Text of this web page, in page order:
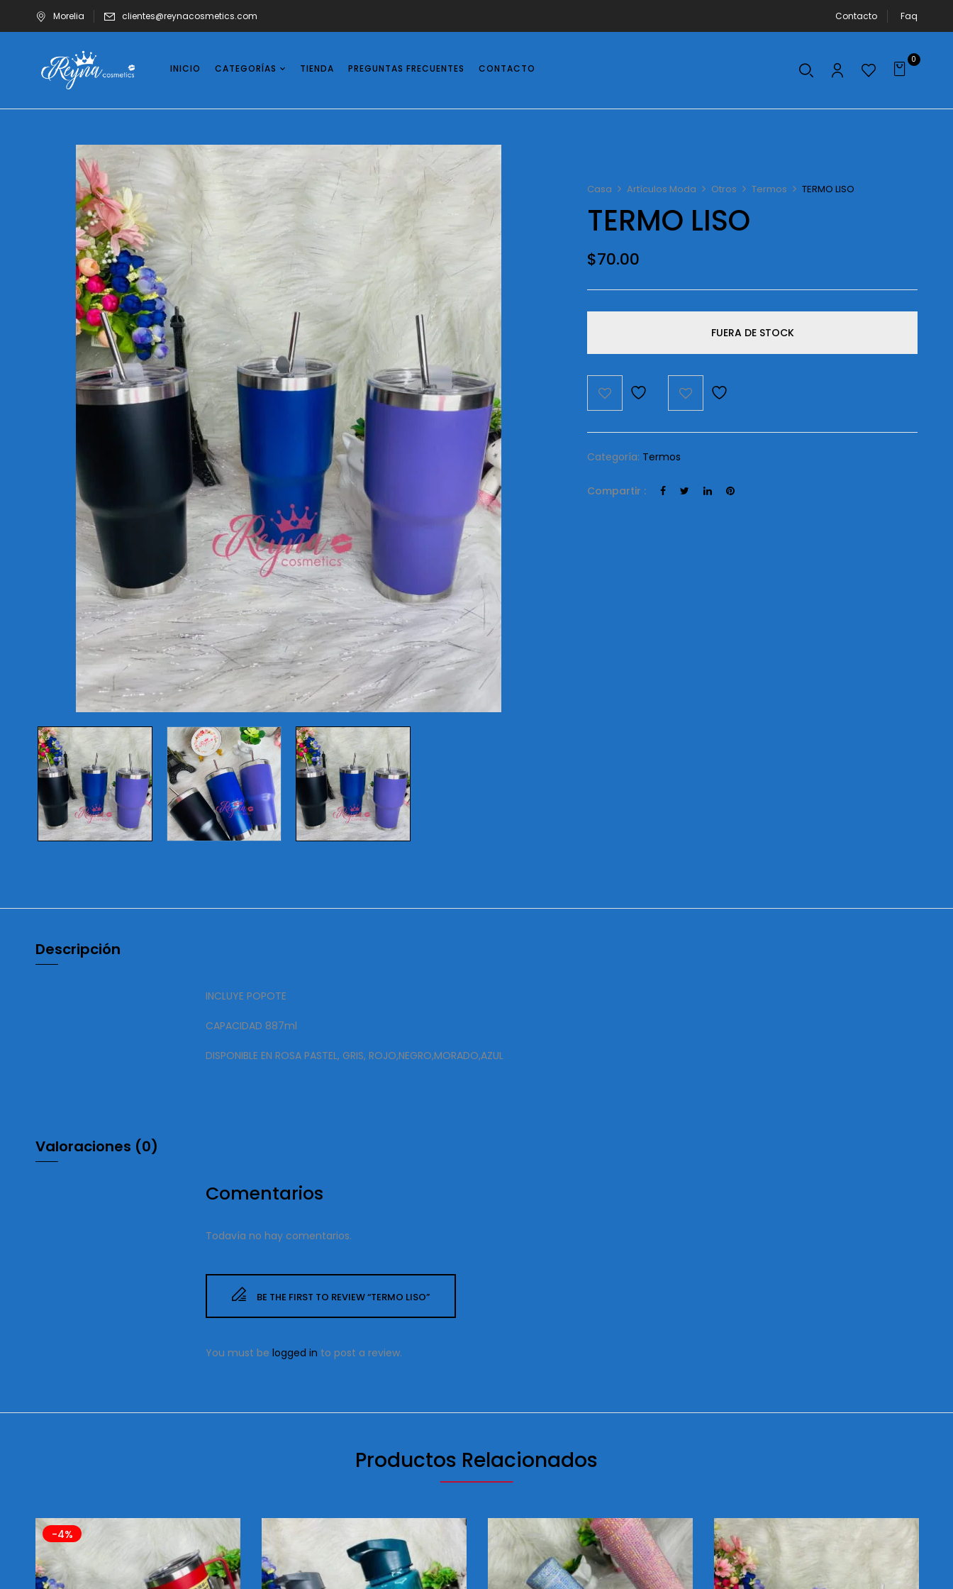
Morelia clientes@reynacosmetics.com Contacto Faq
INICIO CATEGORÍAS TIENDA PREGUNTAS FRECUENTES CONTACTO
0
Casa Artículos Moda Otros Termos TERMO LISO
TERMO LISO
$70.00
FUERA DE STOCK
Categoría: Termos
Compartir :
Descripción
INCLUYE POPOTE
CAPACIDAD 887ml
DISPONIBLE EN ROSA PASTEL, GRIS, ROJO,NEGRO,MORADO,AZUL
Valoraciones (0)
Comentarios
Todavía no hay comentarios.
BE THE FIRST TO REVIEW “TERMO LISO”
You must be logged in to post a review.
Productos Relacionados
-4%